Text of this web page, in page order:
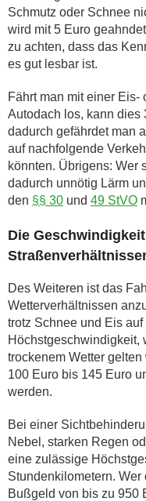
Schmutz oder Schnee
wird mit 5 Euro
zu achten, dass das
es gut lesbar ist.
Fährt man mit einer
Autodach los, kann dies
dadurch gefährdet man
auf nachfolgende
könnten. Übrigens: Wer
dadurch unnötig Lärm
den §§ 30 und 49 StVO
Die
Des Weiteren ist das
Wetterverhältnissen
trotz Schnee und Eis
Höchstgeschwindigkeit,
trockenem Wetter
100 Euro bis 145 Euro
werden.
Bei einer
Nebel, starken Regen
eine zulässige
Stundenkilometern.
Bußgeld von bis zu 950